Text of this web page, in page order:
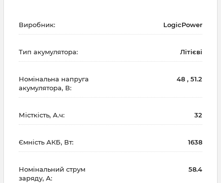
Виробник: LogicPower
Тип акумулятора: Літієві
Номінальна напруга
акумулятора, В:
48 , 51.2
Місткість, А.ч: 32
Ємність АКБ, Вт: 1638
Номінальний струм
заряду, А:
58.4